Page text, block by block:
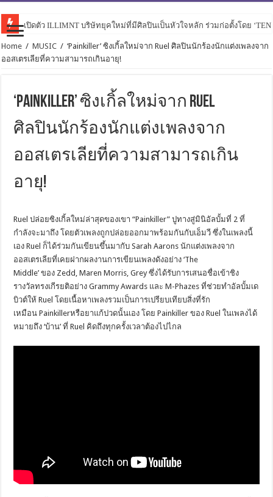
เปิดตัว ILLIMNT บริษัทยุคใหม่ที่มีศิลปินเป็นหัวใจหลัก ร่วมก่อตั้งโดย
Home / MUSIC / ‘Painkiller’ ซิงเกิ้ลใหม่จาก Ruel ศิลปินนักร้องนักแต่งเพลงจาก
ออสเตรเลียที่ความสามารถเกินอายุ!
‘Painkiller’ ซิงเกิ้ลใหม่จาก Ruel
ศิลปินนักร้องนักแต่งเพลงจาก
ออสเตรเลียที่ความสามารถเกิน
อายุ!
Ruel ปล่อยซิงเกิ้ลใหม่ล่าสุดของเขา “Painkiller” ปูทางสู่มินิอัลบั้มที่ 2 ที่
กำลังจะมาถึง โดยตัวเพลงถูกปล่อยออกมาพร้อมกันกับเอ็มวี ซึ่งในเพลงนี้
เอง Ruel ก็ได้ร่วมกันเขียนขึ้นมากับ Sarah Aarons นักแต่งเพลงจาก
ออสเตรเลียที่เคยฝากผลงานการเขียนเพลงดังอย่าง ‘The
Middle’ ของ Zedd, Maren Morris, Grey ซึ่งได้รับการเสนอชื่อเข้าชิง
รางวัลทรงเกีรยติอย่าง Grammy Awards และ M-Phazes ที่ช่วยทำอัลบั้มเด
บิวต์ให้ Ruel โดยเนื้อหาเพลงรวมเป็นการเปรียบเทียบสิ่งที่รัก
เหมือน Painkillerหรือยาแก้ปวดนั้นเอง โดย Painkiller ของ Ruel ในเพลงได้
หมายถึง ‘บ้าน’ ที่ Ruel คิดถึงทุกครั้งเวลาต้องไปไกล